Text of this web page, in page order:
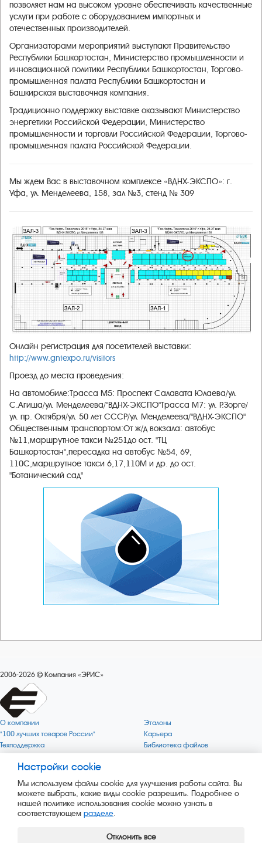
позволяет нам на высоком уровне обеспечивать качественные
услуги при работе с оборудованием импортных и
отечественных производителей.
Организаторами мероприятий выступают Правительство
Республики Башкортостан, Министерство промышленности и
инновационной политики Республики Башкортостан, Торгово-
промышленная палата Республики Башкортостан и
Башкирская выставочная компания.
Традиционно поддержку выставке оказывают Министерство
энергетики Российской Федерации, Министерство
промышленности и торговли Российской Федерации, Торгово-
промышленная палата Российской Федерации.
Мы ждем Вас в выставочном комплексе «ВДНХ-ЭКСПО»: г.
Уфа, ул. Менделеева, 158, зал №3, стенд № 309
Онлайн регистрация для посетителей выставки:
http://www.gntexpo.ru/visitors
Проезд до места проведения:
На автомобиле:Трасса М5: Проспект Салавата Юлаева/ул.
С.Агиша/ул. Менделеева/"ВДНХ-ЭКСПО"Трасса М7: ул. Р.Зорге/
ул. пр. Октября/ул. 50 лет СССР/ул. Менделеева/"ВДНХ-ЭКСПО"
Общественным транспортом:От ж/д вокзала: автобус
№11,маршрутное такси №251до ост. "ТЦ
Башкортостан",пересадка на автобус №54, 69,
110С,маршрутное такси 6,17,110М и др. до ост.
"Ботанический сад"
2006-2026 Компания «ЭРИС»
О компании
"100 лучших товаров России"
Техподдержка
Поверка по редким газам
Готовность СИ Онлайн
Пресс-релизы
Каталог сервисных услуг
Эталоны
Карьера
Библиотека файлов
Цели компании
Зелёная 1000
Key BLE Generator
Настройки cookie
Мы используем файлы cookie для улучшения работы сайта. Вы
можете выбрать, какие виды cookie разрешить. Подробнее о
нашей политике использования cookie можно узнать в
соответствующем разделе.
Отклонить все